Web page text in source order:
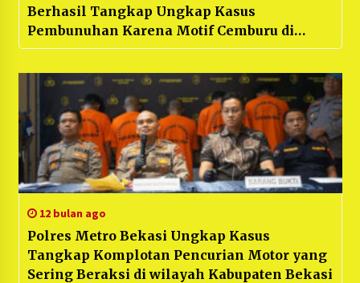
Berhasil Tangkap Ungkap Kasus
Pembunuhan Karena Motif Cemburu di
Cilincing Jakarta Utara, Kapolres Kombes
Pol Erick : “Pelaku Cemburu Buta”
12 bulan ago
Polres Metro Bekasi Ungkap Kasus
Tangkap Komplotan Pencurian Motor yang
Sering Beraksi di wilayah Kabupaten Bekasi